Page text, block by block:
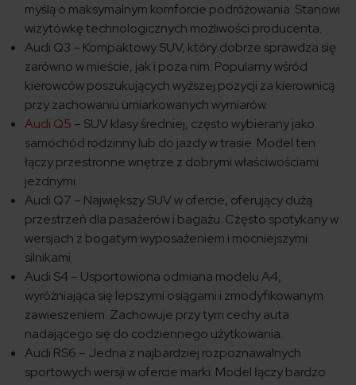
myślą o maksymalnym komforcie podróżowania. Stanowi
wizytówkę technologicznych możliwości producenta.
Audi Q3 – Kompaktowy SUV, który dobrze sprawdza się
zarówno w mieście, jak i poza nim. Popularny wśród
kierowców poszukujących wyższej pozycji za kierownicą
przy zachowaniu umiarkowanych wymiarów.
Audi Q5 – SUV klasy średniej, często wybierany jako
samochód rodzinny lub do jazdy w trasie. Model ten
łączy przestronne wnętrze z dobrymi właściwościami
jezdnymi.
Audi Q7 – Największy SUV w ofercie, oferujący dużą
przestrzeń dla pasażerów i bagażu. Często spotykany w
wersjach z bogatym wyposażeniem i mocniejszymi
silnikami.
Audi S4 – Usportowiona odmiana modelu A4,
wyróżniająca się lepszymi osiągami i zmodyfikowanym
zawieszeniem. Zachowuje przy tym cechy auta
nadającego się do codziennego użytkowania.
Audi RS6 – Jedna z najbardziej rozpoznawalnych
sportowych wersji w ofercie marki. Model łączy bardzo